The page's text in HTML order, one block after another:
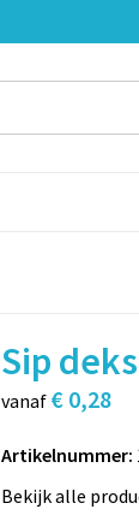
Sip
vanaf € 0,28
Artikelnummer:
Bekijk alle